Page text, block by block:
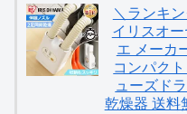
＼ランキ
イリスオ
エ メーカ
コンパク
ューズド
乾燥器 送料